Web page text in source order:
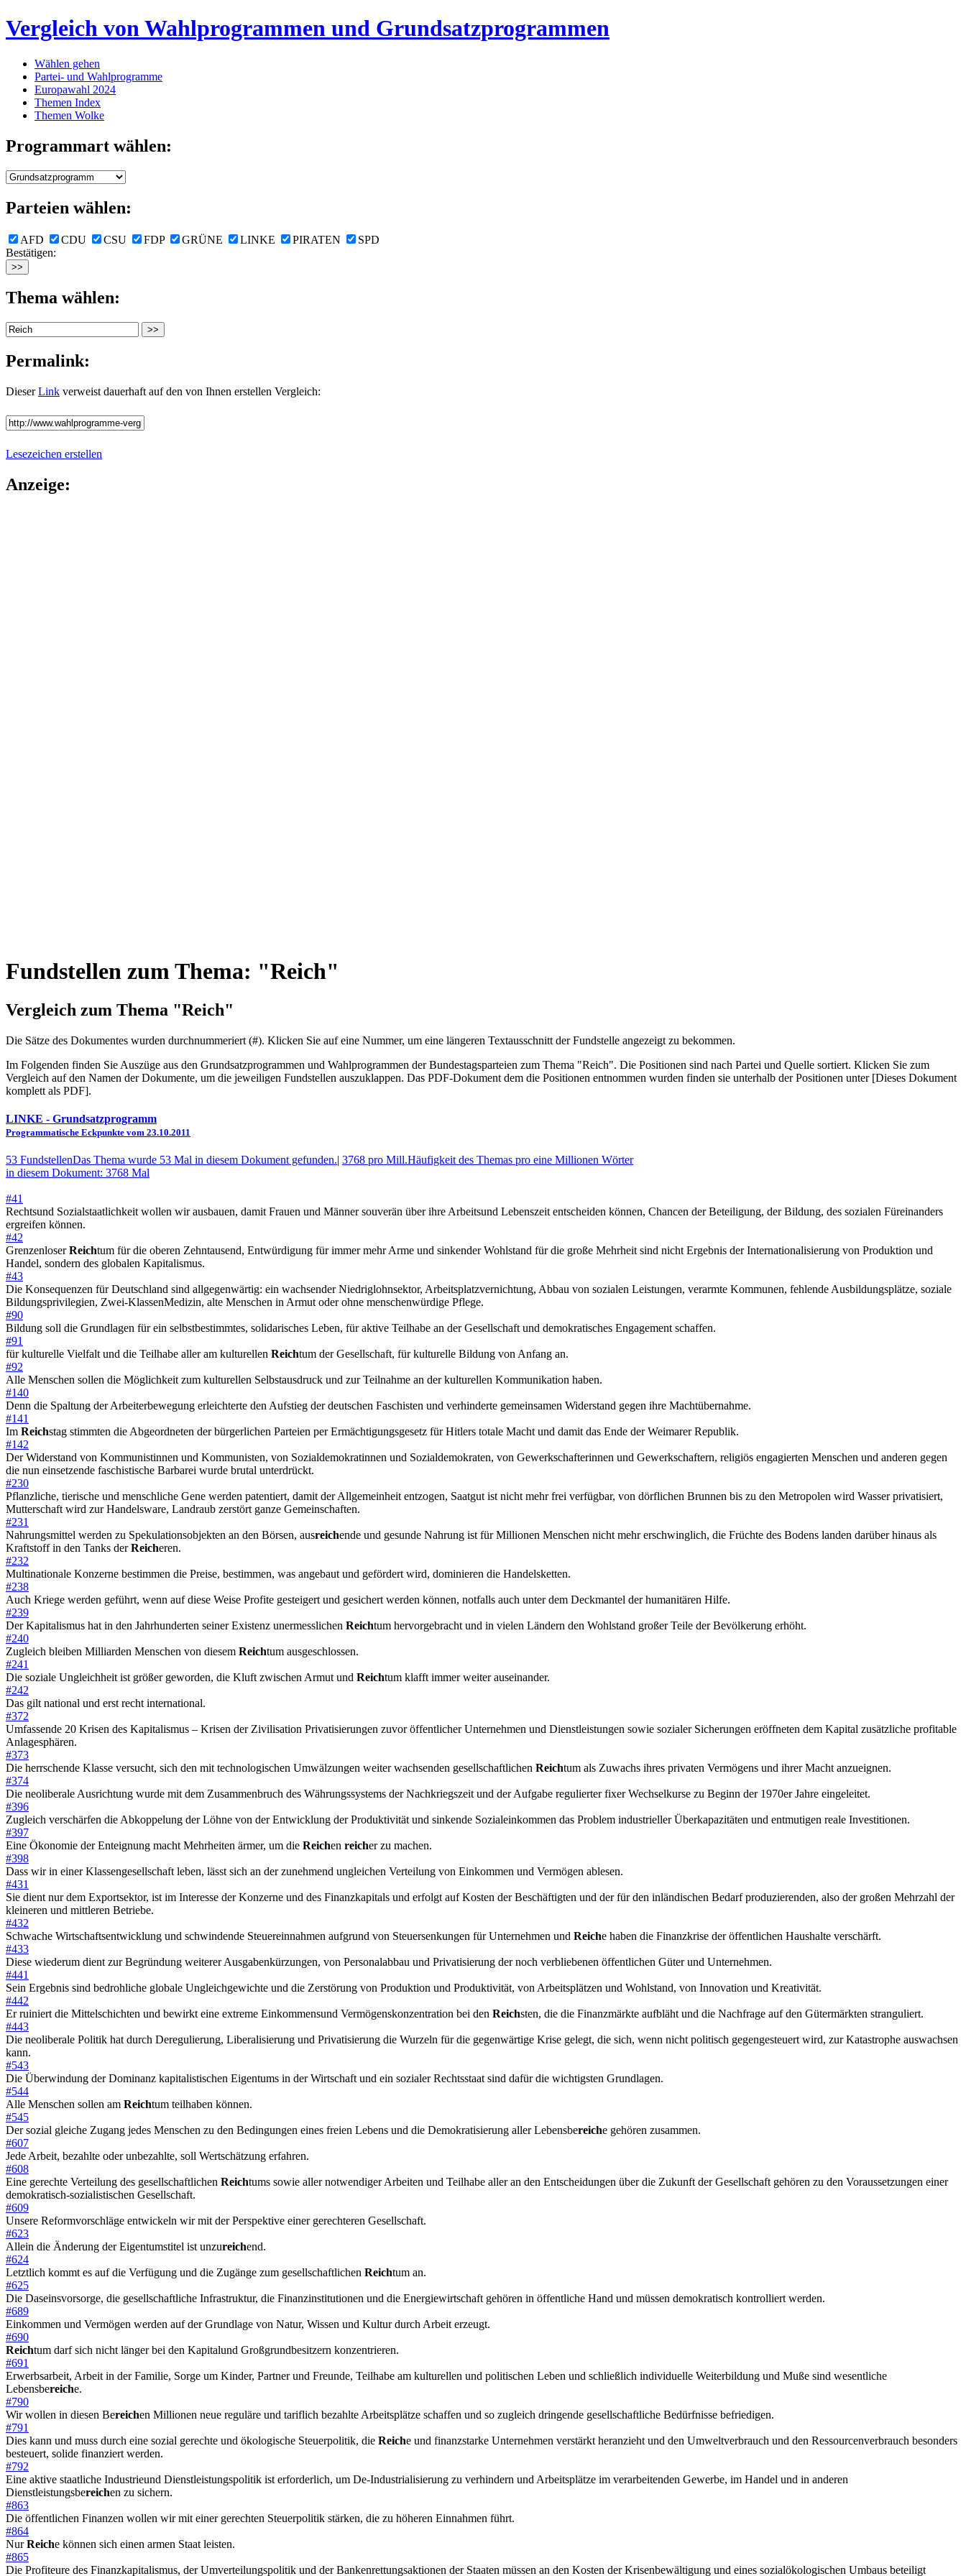
Vergleich von Wahlprogrammen und Grundsatzprogrammen
Wählen gehen
Partei- und Wahlprogramme
Europawahl 2024
Themen Index
Themen Wolke
Programmart wählen:
Parteien wählen:
AFD CDU CSU FDP GRÜNE LINKE PIRATEN
SPD
Bestätigen:
Thema wählen:
Permalink:
DieserLink verweist dauerhaft auf den von Ihnen erstellen Vergleich:
Lesezeichen erstellen
Anzeige:
Fundstellen zum Thema: "Reich"
Vergleich zum Thema "Reich"
Die Sätze des Dokum­entes wurden durch­nummeriert (#). Klicken Sie auf eine Nummer, um eine längeren Textausschnitt der Fundstelle angezeigt zu bekommen.
Im Folgenden finden Sie Auszüge aus den Grundsatz­program­men und Wahl­program­men der Bundes­tags­parteien zum Thema "Reich". Die Posi­tionen sind nach Partei und Quelle sortiert. Klicken Sie zum
Vergleich auf den Namen der Dokumente, um die jeweiligen Fundstellen aus­zu­klappen. Das PDF-Dokument dem die Posi­tionen entnommen wurden finden sie unterhalb der Positionen unter [Dieses Dokument
komplett als PDF].
LINKE - Grundsatzprogramm
Programmatische Eckpunkte vom 23.10.2011
53 FundstellenDas Thema wurde 53 Mal in diesem Dokument gefunden.| 3768 pro Mill.Häufigkeit des Themas pro eine Millionen Wörter
in diesem Dokument: 3768 Mal
#41
Rechtsund Sozialstaatlichkeit wollen wir ausbauen, damit Frauen und Männer souverän über ihre Arbeitsund Lebenszeit entscheiden können, Chancen der Beteiligung, der Bildung, des sozialen Füreinanders
ergreifen können.
#42
GrenzenloserReichtum für die oberen Zehntausend, Entwürdigung für immer mehr Arme und sinkender Wohlstand für die große Mehrheit sind nicht Ergebnis der Internationalisierung von Produktion und
Handel, sondern des globalen Kapitalismus.
#43
Die Konsequenzen für Deutschland sind allgegenwärtig: ein wachsender Niedriglohnsektor, Arbeitsplatzvernichtung, Abbau von sozialen Leistungen, verarmte Kommunen, fehlende Ausbildungsplätze, soziale
Bildungsprivilegien, Zwei-KlassenMedizin, alte Menschen in Armut oder ohne menschenwürdige Pflege.
#90
Bildung soll die Grundlagen für ein selbstbestimmtes, solidarisches Leben, für aktive Teilhabe an der Gesellschaft und demokratisches Engagement schaffen.
#91
für kulturelle Vielfalt und die Teilhabe aller am kulturellen Reichtum der Gesellschaft, für kulturelle Bildung von Anfang an.
#92
Alle Menschen sollen die Möglichkeit zum kulturellen Selbstausdruck und zur Teilnahme an der kulturellen Kommunikation haben.
#140
Denn die Spaltung der Arbeiterbewegung erleichterte den Aufstieg der deutschen Faschisten und verhinderte gemeinsamen Widerstand gegen ihre Machtübernahme.
#141
Im Reichstag stimmten die Abgeordneten der bürgerlichen Parteien per Ermächtigungsgesetz für Hitlers totale Macht und damit das Ende der Weimarer Republik.
#142
Der Widerstand von Kommunistinnen und Kommunisten, von Sozialdemokratinnen und Sozialdemokraten, von Gewerkschafterinnen und Gewerkschaftern, religiös engagierten Menschen und anderen gegen
die nun einsetzende faschistische Barbarei wurde brutal unterdrückt.
#230
Pflanzliche, tierische und menschliche Gene werden patentiert, damit der Allgemeinheit entzogen, Saatgut ist nicht mehr frei verfügbar, von dörflichen Brunnen bis zu den Metropolen wird Wasser privatisiert,
Mutterschaft wird zur Handelsware, Landraub zerstört ganze Gemeinschaften.
#231
Nahrungsmittel werden zu Spekulationsobjekten an den Börsen, ausreichende und gesunde Nahrung ist für Millionen Menschen nicht mehr erschwinglich, die Früchte des Bodens landen darüber hinaus als
Kraftstoff in den Tanks derReicheren.
#232
Multinationale Konzerne bestimmen die Preise, bestimmen, was angebaut und gefördert wird, dominieren die Handelsketten.
#238
Auch Kriege werden geführt, wenn auf diese Weise Profite gesteigert und gesichert werden können, notfalls auch unter dem Deckmantel der humanitären Hilfe.
#239
Der Kapitalismus hat in den Jahrhunderten seiner Existenz unermesslichen Reichtum hervorgebracht und in vielen Ländern den Wohlstand großer Teile der Bevölkerung erhöht.
#240
Zugleich bleiben Milliarden Menschen von diesem Reichtum ausgeschlossen.
#241
Die soziale Ungleichheit ist größer geworden, die Kluft zwischen Armut und Reichtum klafft immer weiter auseinander.
#242
Das gilt national und erst recht international.
#372
Umfassende 20 Krisen des Kapitalismus – Krisen der Zivilisation Privatisierungen zuvor öffentlicher Unternehmen und Dienstleistungen sowie sozialer Sicherungen eröffneten dem Kapital zusätzliche profitable
Anlagesphären.
#373
Die herrschende Klasse versucht, sich den mit technologischen Umwälzungen weiter wachsenden gesellschaftlichen Reichtum als Zuwachs ihres privaten Vermögens und ihrer Macht anzueignen.
#374
Die neoliberale Ausrichtung wurde mit dem Zusammenbruch des Währungssystems der Nachkriegszeit und der Aufgabe regulierter fixer Wechselkurse zu Beginn der 1970er Jahre eingeleitet.
#396
Zugleich verschärfen die Abkoppelung der Löhne von der Entwicklung der Produktivität und sinkende Sozialeinkommen das Problem industrieller Überkapazitäten und entmutigen reale Investitionen.
#397
Eine Ökonomie der Enteignung macht Mehrheiten ärmer, um die Reichen reicher zu machen.
#398
Dass wir in einer Klassengesellschaft leben, lässt sich an der zunehmend ungleichen Verteilung von Einkommen und Vermögen ablesen.
#431
Sie dient nur dem Exportsektor, ist im Interesse der Konzerne und des Finanzkapitals und erfolgt auf Kosten der Beschäftigten und der für den inländischen Bedarf produzierenden, also der großen Mehrzahl der
kleineren und mittleren Betriebe.
#432
Schwache Wirtschaftsentwicklung und schwindende Steuereinnahmen aufgrund von Steuersenkungen für Unternehmen und Reiche haben die Finanzkrise der öffentlichen Haushalte verschärft.
#433
Diese wiederum dient zur Begründung weiterer Ausgabenkürzungen, von Personalabbau und Privatisierung der noch verbliebenen öffentlichen Güter und Unternehmen.
#441
Sein Ergebnis sind bedrohliche globale Ungleichgewichte und die Zerstörung von Produktion und Produktivität, von Arbeitsplätzen und Wohlstand, von Innovation und Kreativität.
#442
Er ruiniert die Mittelschichten und bewirkt eine extreme Einkommensund Vermögenskonzentration bei den Reichsten, die die Finanzmärkte aufbläht und die Nachfrage auf den Gütermärkten stranguliert.
#443
Die neoliberale Politik hat durch Deregulierung, Liberalisierung und Privatisierung die Wurzeln für die gegenwärtige Krise gelegt, die sich, wenn nicht politisch gegengesteuert wird, zur Katastrophe auswachsen
kann.
#543
Die Überwindung der Dominanz kapitalistischen Eigentums in der Wirtschaft und ein sozialer Rechtsstaat sind dafür die wichtigsten Grundlagen.
#544
Alle Menschen sollen am Reichtum teilhaben können.
#545
Der sozial gleiche Zugang jedes Menschen zu den Bedingungen eines freien Lebens und die Demokratisierung aller Lebensbereiche gehören zusammen.
#607
Jede Arbeit, bezahlte oder unbezahlte, soll Wertschätzung erfahren.
#608
Eine gerechte Verteilung des gesellschaftlichen Reichtums sowie aller notwendiger Arbeiten und Teilhabe aller an den Entscheidungen über die Zukunft der Gesellschaft gehören zu den Voraussetzungen einer
demokratisch-sozialistischen Gesellschaft.
#609
Unsere Reformvorschläge entwickeln wir mit der Perspektive einer gerechteren Gesellschaft.
#623
Allein die Änderung der Eigentumstitel ist unzureichend.
#624
Letztlich kommt es auf die Verfügung und die Zugänge zum gesellschaftlichen Reichtum an.
#625
Die Daseinsvorsorge, die gesellschaftliche Infrastruktur, die Finanzinstitutionen und die Energiewirtschaft gehören in öffentliche Hand und müssen demokratisch kontrolliert werden.
#689
Einkommen und Vermögen werden auf der Grundlage von Natur, Wissen und Kultur durch Arbeit erzeugt.
#690
Reichtum darf sich nicht länger bei den Kapitalund Großgrundbesitzern konzentrieren.
#691
Erwerbsarbeit, Arbeit in der Familie, Sorge um Kinder, Partner und Freunde, Teilhabe am kulturellen und politischen Leben und schließlich individuelle Weiterbildung und Muße sind wesentliche
Lebensbereiche.
#790
Wir wollen in diesen Bereichen Millionen neue reguläre und tariflich bezahlte Arbeitsplätze schaffen und so zugleich dringende gesellschaftliche Bedürfnisse befriedigen.
#791
Dies kann und muss durch eine sozial gerechte und ökologische Steuerpolitik, die Reiche und finanzstarke Unternehmen verstärkt heranzieht und den Umweltverbrauch und den Ressourcenverbrauch besonders
besteuert, solide finanziert werden.
#792
Eine aktive staatliche Industrieund Dienstleistungspolitik ist erforderlich, um De-Industrialisierung zu verhindern und Arbeitsplätze im verarbeitenden Gewerbe, im Handel und in anderen
Dienstleistungsbereichen zu sichern.
#863
Die öffentlichen Finanzen wollen wir mit einer gerechten Steuerpolitik stärken, die zu höheren Einnahmen führt.
#864
NurReiche können sich einen armen Staat leisten.
#865
Die Profiteure des Finanzkapitalismus, der Umverteilungspolitik und der Bankenrettungsaktionen der Staaten müssen an den Kosten der Krisenbewältigung und eines sozialökologischen Umbaus beteiligt